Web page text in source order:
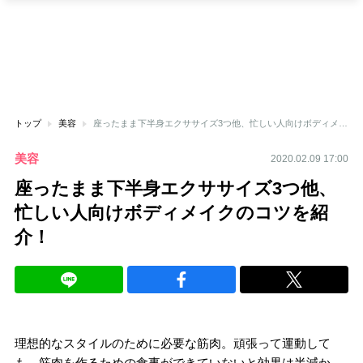
トップ 美容
美容 2020.02.09 17:00
座ったまま下半身エクササイズ3つ他、
忙しい人向けボディメイクのコツを紹
介！
理想的なスタイルのために必要な筋肉。頑張って運動して